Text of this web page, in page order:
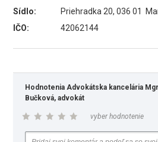
Sídlo:
Priehradka 20, 036 01
IČO:
42062144
Hodnotenia Advokátska kancelária
Bučková, advokát
vyber hodnotenie